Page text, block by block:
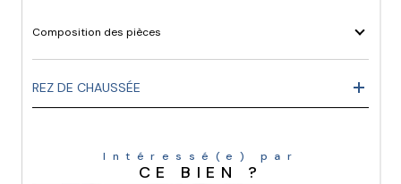
Composition des pièces
REZ DE CHAUSSÉE
Intéressé(e) par
CE BIEN ?